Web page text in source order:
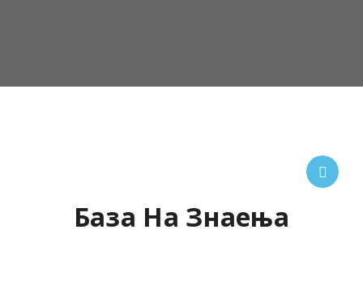
База На Знаења